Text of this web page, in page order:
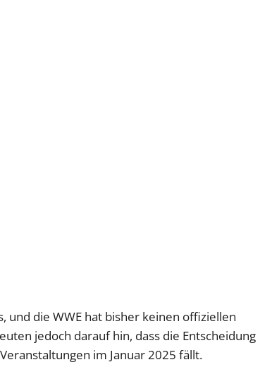
und die WWE hat bisher keinen offiziellen
jedoch darauf hin, dass die Entscheidung
im Januar 2025 fällt.